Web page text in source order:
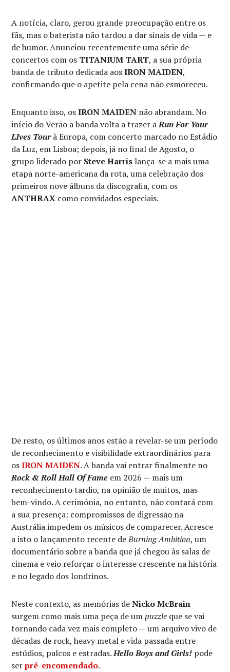
A notícia, claro, gerou grande preocupação entre os
fãs, mas o baterista não tardou a dar sinais de vida — e
de humor. Anunciou recentemente uma série de
concertos com os TITANIUM TART, a sua própria
banda de tributo dedicada aosIRON MAIDEN,
confirmando que o apetite pela cena não esmoreceu.
Enquanto isso, osIRON MAIDEN não abrandam. No
início do Verão a banda volta a trazer aRun For Your
LIves Tourà Europa, com concerto marcado no Estádio
da Luz, em Lisboa; depois, já no final de Agosto, o
grupo liderado por Steve Harris lança-se a mais uma
etapa norte-americana da rota, uma celebração dos
primeiros nove álbuns da discografia, com os
ANTHRAX como convidados especiais.
De resto, os últimos anos estão a revelar-se um período
de reconhecimento e visibilidade extraordinários para
osIRON MAIDEN. A banda vai entrar finalmente no
Rock & Roll Hall Of Fame em 2026 — mais um
reconhecimento tardio, na opinião de muitos, mas
bem-vindo. A cerimónia, no entanto, não contará com
a sua presença: compromissos de digressão na
Austrália impedem os músicos de comparecer. Acresce
a isto o lançamento recente deBurning Ambition, um
documentário sobre a banda que já chegou às salas de
cinema e veio reforçar o interesse crescente na história
e no legado dos londrinos.
Neste contexto, as memórias deNicko McBrain
surgem como mais uma peça de umpuzzle que se vai
tornando cada vez mais completo — um arquivo vivo de
décadas de rock, heavy metal e vida passada entre
estúdios, palcos e estradas.Hello Boys and Girls! pode
serpré-encomendado.